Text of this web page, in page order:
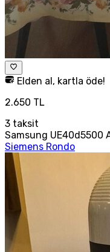
Elden al, kartla öde!
2.650 TL
3 taksit
Samsung UE40d5500
Siemens Rondo